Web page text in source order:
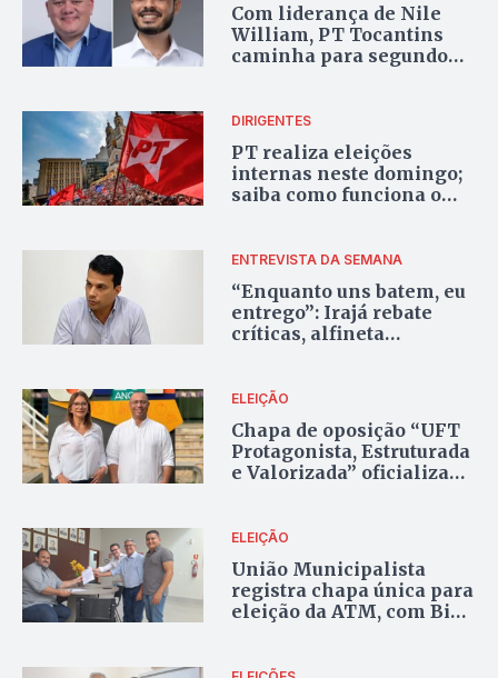
Com liderança de Nile
William, PT Tocantins
caminha para segundo
DIRIGENTES
PT realiza eleições
internas neste domingo;
saiba como funciona o
ENTREVISTA DA SEMANA
“Enquanto uns batem, eu
entrego”: Irajá rebate
críticas, alfineta
ELEIÇÃO
Chapa de oposição “UFT
Protagonista, Estruturada
e Valorizada” oficializa
ELEIÇÃO
União Municipalista
registra chapa única para
eleição da ATM, com Big